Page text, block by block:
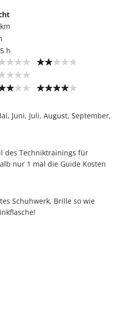
h
Juni, Juli, August, September,
des Techniktrainings für
nur 1 mal die Guide Kosten
Schuhwerk, Brille so wie